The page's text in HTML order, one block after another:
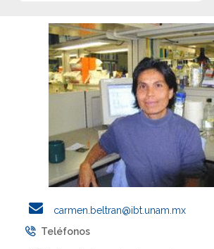
carmen.beltran@ibt.unam.mx
Teléfonos